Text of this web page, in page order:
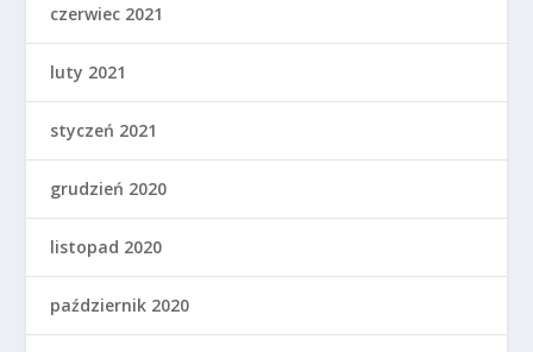
czerwiec 2021
luty 2021
styczeń 2021
grudzień 2020
listopad 2020
październik 2020